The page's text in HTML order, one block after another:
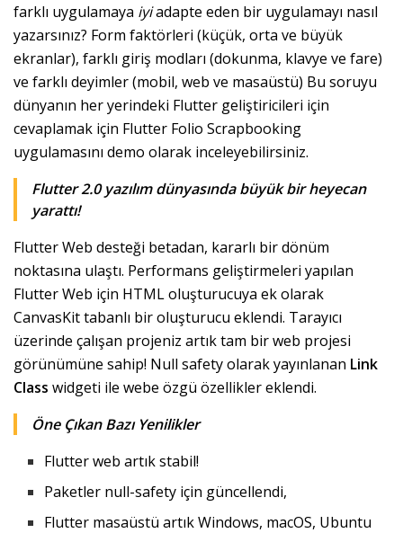
farklı uygulamaya iyiadapte eden bir uygulamayı nasıl
yazarsınız? Form faktörleri (küçük, orta ve büyük
ekranlar), farklı giriş modları (dokunma, klavye ve fare)
ve farklı deyimler (mobil, web ve masaüstü) Bu soruyu
dünyanın her yerindeki Flutter geliştiricileri için
cevaplamak için Flutter Folio Scrapbooking
uygulamasını demo olarak inceleyebilirsiniz.
Flutter 2.0 yazılım dünyasında büyük bir heyecan
yarattı!
Flutter Web desteği betadan, kararlı bir dönüm
noktasına ulaştı. Performans geliştirmeleri yapılan
Flutter Web için HTML oluşturucuya ek olarak
CanvasKit tabanlı bir oluşturucu eklendi. Tarayıcı
üzerinde çalışan projeniz artık tam bir web projesi
görünümüne sahip! Null safety olarak yayınlanan Link
Class widgeti ile webe özgü özellikler eklendi.
Öne Çıkan Bazı Yenilikler
Flutter web artık stabil!
Paketler null-safety için güncellendi,
Flutter masaüstü artık Windows, macOS, Ubuntu